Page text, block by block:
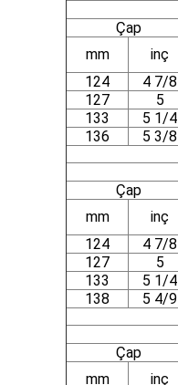
Çap
mm inç
124
4 7/8
127
5
133
5 1/4
136
5 3/8
Çap
mm inç
124
4 7/8
127
5
133
5 1/4
138
5 4/9
Çap
mm inç